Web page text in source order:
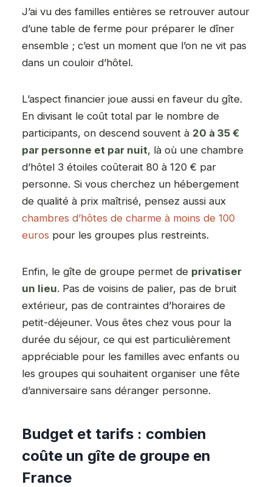
J’ai vu des familles entières se retrouver autour
d’une table de ferme pour préparer le dîner
ensemble ; c’est un moment que l’on ne vit pas
dans un couloir d’hôtel.
L’aspect financier joue aussi en faveur du gîte.
En divisant le coût total par le nombre de
participants, on descend souvent à 20 à 35 €
par personne et par nuit, là où une chambre
d’hôtel 3 étoiles coûterait 80 à 120 € par
personne. Si vous cherchez un hébergement
de qualité à prix maîtrisé, pensez aussi aux
chambres d’hôtes de charme à moins de 100
euros pour les groupes plus restreints.
Enfin, le gîte de groupe permet de privatiser
un lieu. Pas de voisins de palier, pas de bruit
extérieur, pas de contraintes d’horaires de
petit-déjeuner. Vous êtes chez vous pour la
durée du séjour, ce qui est particulièrement
appréciable pour les familles avec enfants ou
les groupes qui souhaitent organiser une fête
d’anniversaire sans déranger personne.
Budget et tarifs : combien
coûte un gîte de groupe en
France